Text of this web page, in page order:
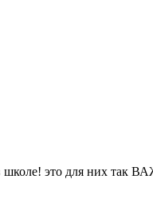
это для них так